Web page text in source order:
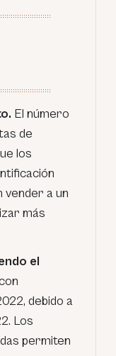
El número
de
los
vender a un
más
el
debido a
Los
permiten